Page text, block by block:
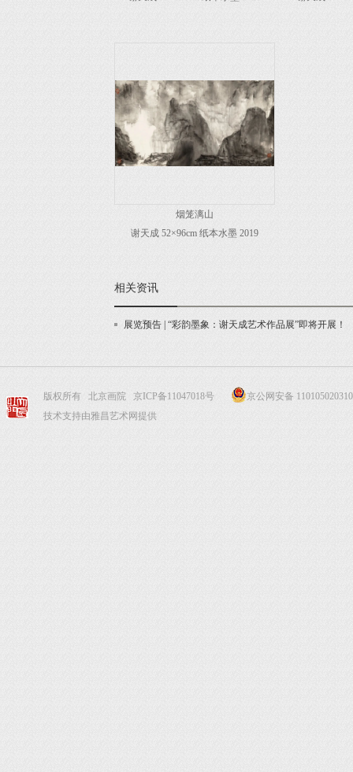
烟笼漓山
谢天成 52×96cm 纸本水墨 2019
相关资讯
展览预告 | “彩韵墨象：谢天成艺术作品展”即将开展！
版权所有 北京画院 京ICP备11047018号
京公网安备
技术支持由雅昌艺术网提供